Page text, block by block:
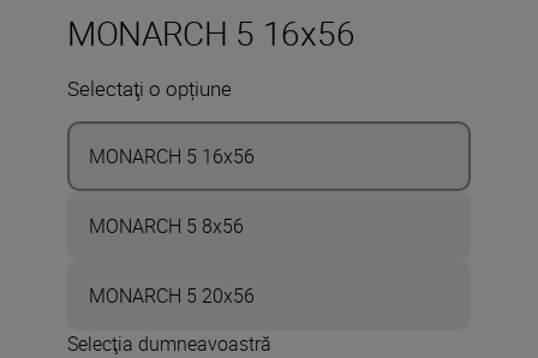
MONARCH 5 16x56
Selectaţi o opțiune
MONARCH 5 16x56
MONARCH 5 8x56
MONARCH 5 20x56
Selecţia dumneavoastră